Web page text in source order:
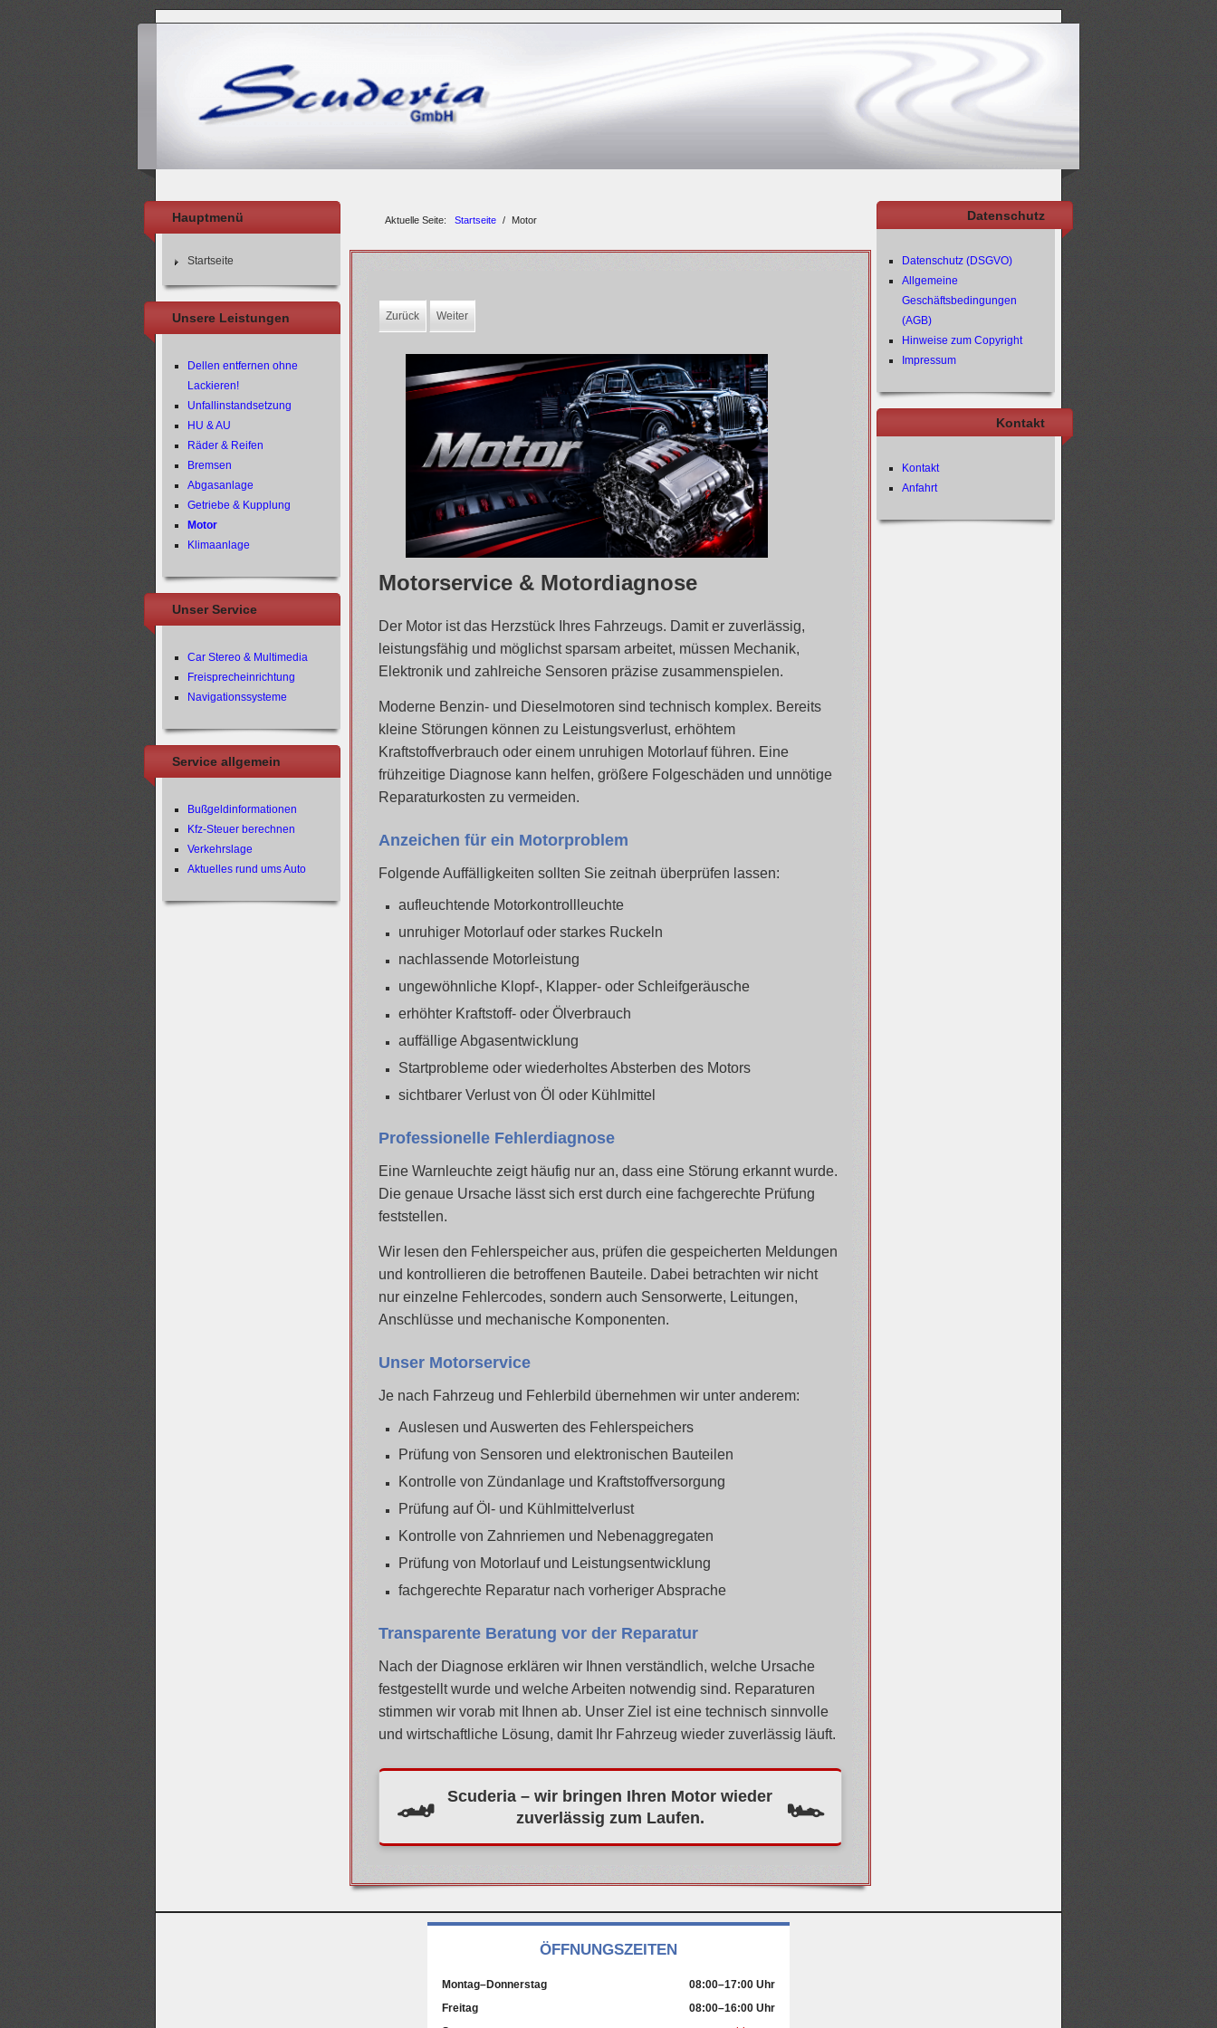
Hauptmenü
Startseite
Unsere Leistungen
Dellen entfernen ohne
Lackieren!
Unfallinstandsetzung
HU & AU
Räder & Reifen
Bremsen
Abgasanlage
Getriebe & Kupplung
Motor
Klimaanlage
Unser Service
Car Stereo & Multimedia
Freisprecheinrichtung
Navigationssysteme
Service allgemein
Bußgeldinformationen
Kfz-Steuer berechnen
Verkehrslage
Aktuelles rund ums Auto
Aktuelle Seite: Startseite / Motor
Zurück Weiter
Motorservice & Motordiagnose
Der Motor ist das Herzstück Ihres Fahrzeugs. Damit er zuverlässig,
leistungsfähig und möglichst sparsam arbeitet, müssen Mechanik,
Elektronik und zahlreiche Sensoren präzise zusammenspielen.
Moderne Benzin- und Dieselmotoren sind technisch komplex. Bereits
kleine Störungen können zu Leistungsverlust, erhöhtem
Kraftstoffverbrauch oder einem unruhigen Motorlauf führen. Eine
frühzeitige Diagnose kann helfen, größere Folgeschäden und unnötige
Reparaturkosten zu vermeiden.
Anzeichen für ein Motorproblem
Folgende Auffälligkeiten sollten Sie zeitnah überprüfen lassen:
aufleuchtende Motorkontrollleuchte
unruhiger Motorlauf oder starkes Ruckeln
nachlassende Motorleistung
ungewöhnliche Klopf-, Klapper- oder Schleifgeräusche
erhöhter Kraftstoff- oder Ölverbrauch
auffällige Abgasentwicklung
Startprobleme oder wiederholtes Absterben des Motors
sichtbarer Verlust von Öl oder Kühlmittel
Professionelle Fehlerdiagnose
Eine Warnleuchte zeigt häufig nur an, dass eine Störung erkannt wurde.
Die genaue Ursache lässt sich erst durch eine fachgerechte Prüfung
feststellen.
Wir lesen den Fehlerspeicher aus, prüfen die gespeicherten Meldungen
und kontrollieren die betroffenen Bauteile. Dabei betrachten wir nicht
nur einzelne Fehlercodes, sondern auch Sensorwerte, Leitungen,
Anschlüsse und mechanische Komponenten.
Unser Motorservice
Je nach Fahrzeug und Fehlerbild übernehmen wir unter anderem:
Auslesen und Auswerten des Fehlerspeichers
Prüfung von Sensoren und elektronischen Bauteilen
Kontrolle von Zündanlage und Kraftstoffversorgung
Prüfung auf Öl- und Kühlmittelverlust
Kontrolle von Zahnriemen und Nebenaggregaten
Prüfung von Motorlauf und Leistungsentwicklung
fachgerechte Reparatur nach vorheriger Absprache
Transparente Beratung vor der Reparatur
Nach der Diagnose erklären wir Ihnen verständlich, welche Ursache
festgestellt wurde und welche Arbeiten notwendig sind. Reparaturen
stimmen wir vorab mit Ihnen ab. Unser Ziel ist eine technisch sinnvolle
und wirtschaftliche Lösung, damit Ihr Fahrzeug wieder zuverlässig läuft.
🏎️
Scuderia – wir bringen Ihren Motor wieder
zuverlässig zum Laufen.
🏎️
Datenschutz
Datenschutz (DSGVO)
Allgemeine
Geschäftsbedingungen
(AGB)
Hinweise zum Copyright
Impressum
Kontakt
Kontakt
Anfahrt
ÖFFNUNGSZEITEN
Montag–Donnerstag
08:00–17:00 Uhr
Freitag
08:00–16:00 Uhr